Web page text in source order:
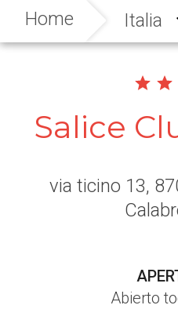
Home Italia
Salice
via ticino 13,
Abierto